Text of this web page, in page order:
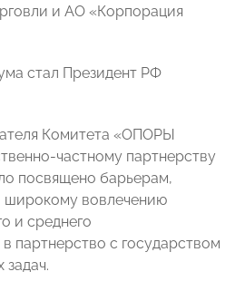
и АО «Корпорация
стал Президент РФ
Комитета «ОПОРЫ
частному партнерству
посвящено барьерам,
широкому вовлечению
и среднего
партнерство с государством